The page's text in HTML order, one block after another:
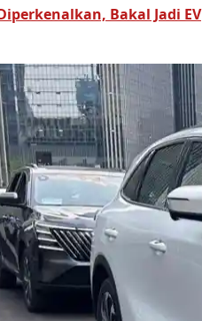
Bakal Jadi EV